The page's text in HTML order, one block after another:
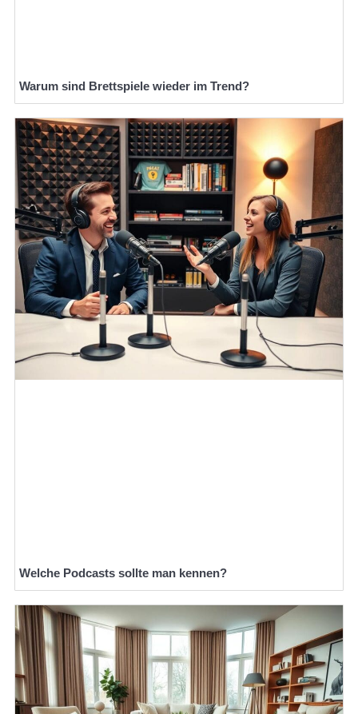
Warum sind Brettspiele wieder im Trend?
Welche Podcasts sollte man kennen?